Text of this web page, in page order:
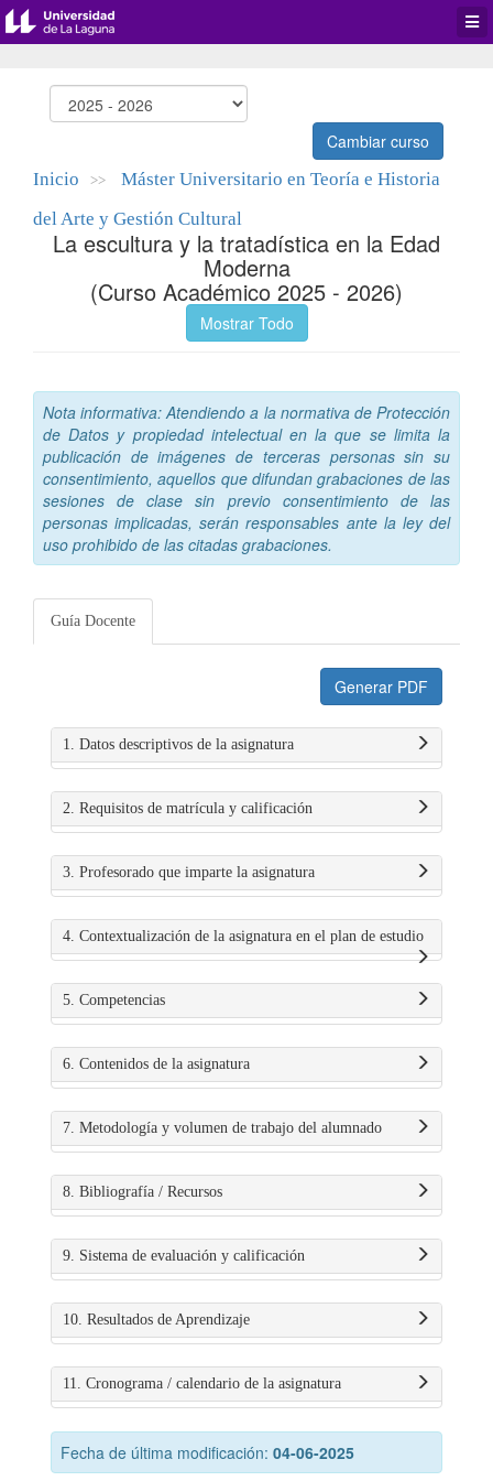
Cambiar curso
Inicio >>
Máster Universitario en Teoría e Historia
del Arte y Gestión Cultural
La escultura y la tratadística en la Edad
Moderna
(Curso Académico 2025 - 2026)
Mostrar Todo
Nota informativa: Atendiendo a la normativa de Protección
de Datos y propiedad intelectual en la que se limita la
publicación de imágenes de terceras personas sin su
consentimiento, aquellos que difundan grabaciones de las
sesiones de clase sin previo consentimiento de las
personas implicadas, serán responsables ante la ley del
uso prohibido de las citadas grabaciones.
Guía Docente
Generar PDF
1. Datos descriptivos de la asignatura
2. Requisitos de matrícula y calificación
3. Profesorado que imparte la asignatura
4. Contextualización de la asignatura en el plan de estudio
5. Competencias
6. Contenidos de la asignatura
7. Metodología y volumen de trabajo del alumnado
8. Bibliografía / Recursos
9. Sistema de evaluación y calificación
10. Resultados de Aprendizaje
11. Cronograma / calendario de la asignatura
Fecha de última modificación: 04-06-2025